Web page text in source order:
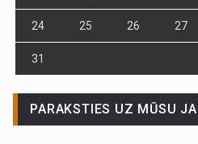
24 25 26 27
31
PARAKSTIES UZ MŪSU